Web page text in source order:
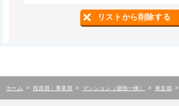
リストから削除する
ホーム > 投資用・事業用 > マンション（建物一棟） > 東京都 >